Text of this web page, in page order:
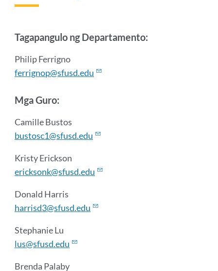
Tagapangulo ng Departamento:
Philip Ferrigno
ferrignop@sfusd.edu
Mga Guro:
Camille Bustos
bustosc1@sfusd.edu
Kristy Erickson
ericksonk@sfusd.edu
Donald Harris
harrisd3@sfusd.edu
Stephanie Lu
lus@sfusd.edu
Brenda Palaby